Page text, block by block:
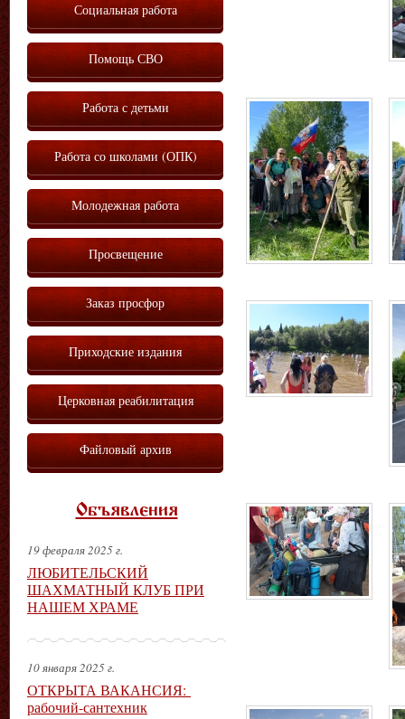
Социальная работа
Помощь СВО
Работа с детьми
Работа со школами (ОПК)
Молодежная работа
Просвещение
Заказ просфор
Приходские издания
Церковная реабилитация
Файловый архив
Объявления
19 февраля 2025 г.
ЛЮБИТЕЛЬСКИЙ
ШАХМАТНЫЙ КЛУБ ПРИ
НАШЕМ ХРАМЕ
10 января 2025 г.
ОТКРЫТА ВАКАНСИЯ:
рабочий-сантехник